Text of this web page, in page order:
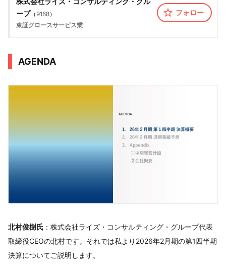
ープ（ 9168）
東証グロースサービス業
フォロー
AGENDA
北村俊樹氏 ：株式会社ライズ・コンサルティング・グループ代表
取締役CEOの北村です。それでは私より2026年2月期の第1四半期
決算についてご説明します。